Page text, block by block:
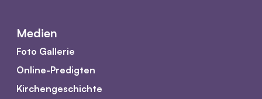
Medien
Foto Gallerie
Online-Predigten
Kirchengeschichte